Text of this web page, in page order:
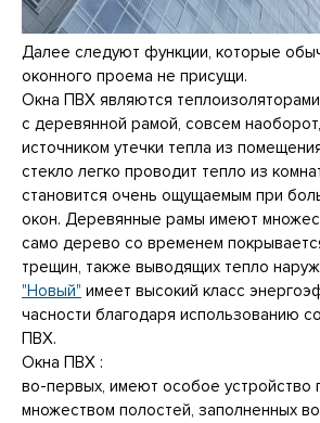
Далее следуют функции, которые
оконного проема не присущи.
Окна ПВХ являются
с деревянной рамой, совсем
источником утечки тепла из
стекло легко проводит тепло из
становится очень ощущаемым при
окон. Деревянные рамы имеют
само дерево со временем
трещин, также выводящих тепло
"Новый" имеет высокий класс
часности благодаря использованию
ПВХ.
Окна ПВХ :
во-первых, имеют особое устройство
множеством полостей, заполненных